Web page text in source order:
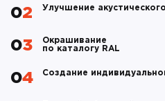
02 Улучшение
03
Окрашивание
по каталогу RAL
04 Создание